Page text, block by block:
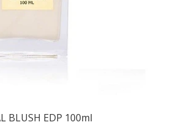
BLUSH EDP 100ml